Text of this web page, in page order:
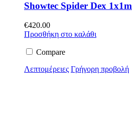
Showtec Spider Dex 1x1m
€420.00
Προσθήκη στο καλάθι
Compare
Λεπτομέρειες Γρήγορη προβολή